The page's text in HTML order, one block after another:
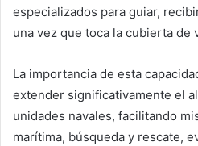
especializados para guiar,
una vez que toca la cubierta de
La importancia de esta
extender significativamente el
unidades navales, facilitando
marítima, búsqueda y rescate,